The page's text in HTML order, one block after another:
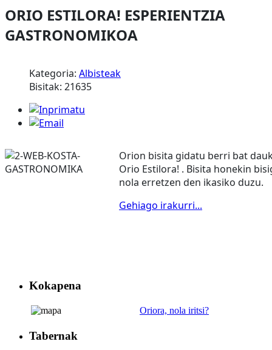
ORIO ESTILORA! ESPERIENTZIA
GASTRONOMIKOA
Kategoria: Albisteak
Bisitak: 21635
Orion bisita gidatu berri bat
Orio Estilora! . Bisita honekin
nola erretzen den ikasiko duzu.
Gehiago irakurri...
Kokapena
Oriora, nola iritsi?
Tabernak